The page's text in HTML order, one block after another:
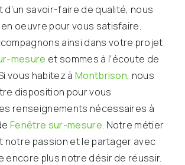
savoir-faire de qualité, nous
oeuvre pour vous satisfaire.
ainsi dans votre projet
mesure et sommes à l’écoute de
vous habitez à Montbrison, nous
disposition pour vous
renseignements nécessaires à
Fenêtre sur-mesure. Notre métier
notre passion et le partager avec
encore plus notre désir de réussir.